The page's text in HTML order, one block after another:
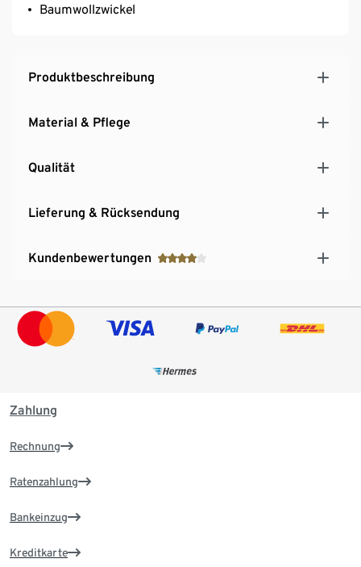
Baumwollzwickel
Produktbeschreibung
Material & Pflege
Qualität
Lieferung & Rücksendung
Kundenbewertungen
Zahlung
Rechnung
Ratenzahlung
Bankeinzug
Kreditkarte